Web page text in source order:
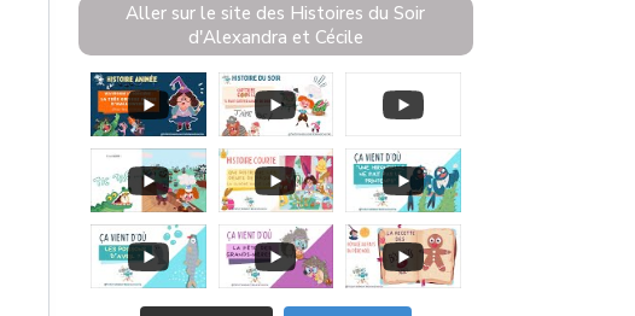
Aller sur le site des Histoires du Soir
d'Alexandra et Cécile